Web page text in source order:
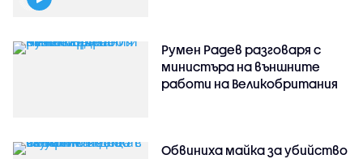
Румен Радев разговаря с
министъра на външните
работи на Великобритания
Обвиниха майка за убийство